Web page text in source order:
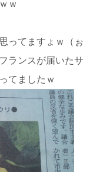
ｗ
ってますょｗ（ぉ
ランスが届いたサ
てましたｗ